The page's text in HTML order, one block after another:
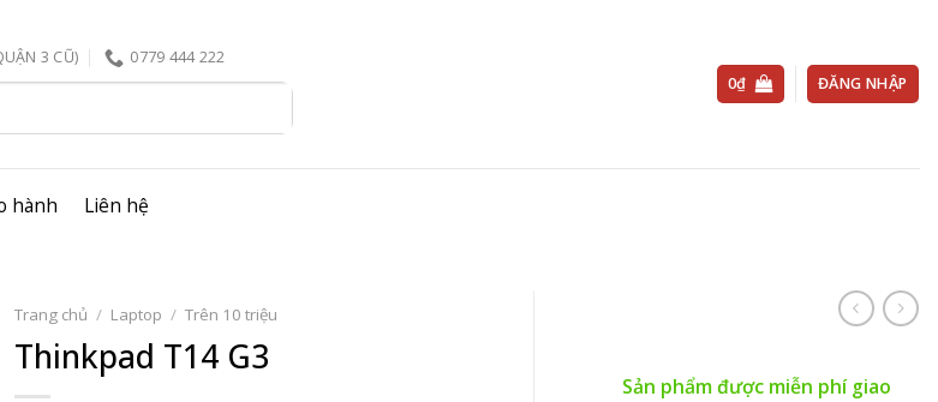
3 CŨ)
0779 444 222
0₫ ĐĂNG NHẬP
hành Liên hệ
Trang chủ / Laptop / Trên 10 triệu
Thinkpad T14 G3
Sản phẩm được miễn phí giao